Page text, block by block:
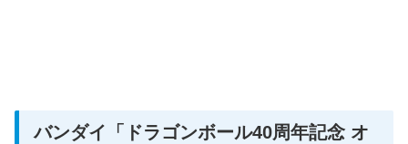
バンダイ 「ドラゴンボール40周年記念 オ